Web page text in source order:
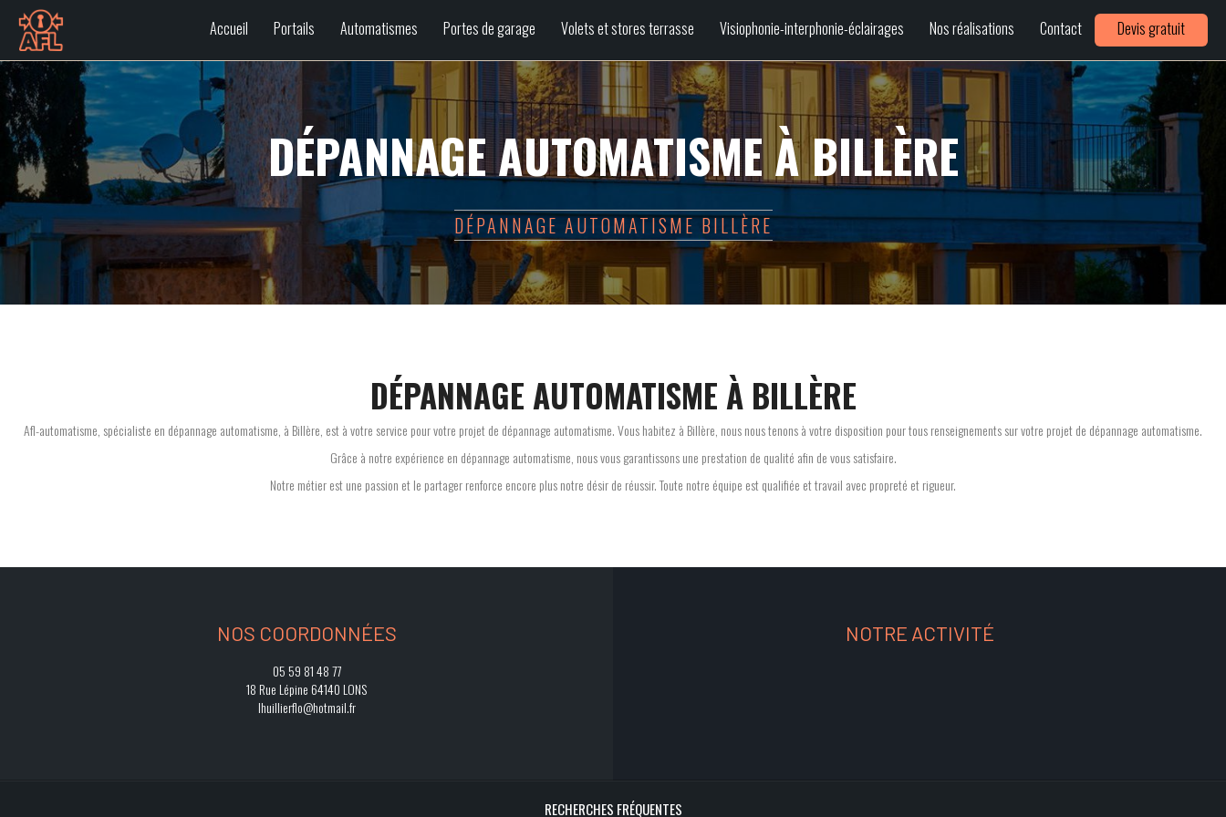
Accueil Portails Automatismes Portes de garage Volets et stores terrasse Visiophonie-interphonie-éclairages Nos réalisations Contact Devis gratuit
DÉPANNAGE AUTOMATISME À BILLÈRE
DÉPANNAGE AUTOMATISME BILLÈRE
DÉPANNAGE AUTOMATISME À BILLÈRE
Afl-automatisme, spécialiste en dépannage automatisme, à Billère, est à votre service pour votre projet de dépannage automatisme. Vous habitez à Billère, nous nous tenons à votre disposition pour tous renseignements sur votre projet de dépannage automatisme.
Grâce à notre expérience en dépannage automatisme, nous vous garantissons une prestation de qualité afin de vous satisfaire.
Notre métier est une passion et le partager renforce encore plus notre désir de réussir. Toute notre équipe est qualifiée et travail avec propreté et rigueur.
NOS COORDONNÉES
05 59 81 48 77
18 Rue Lépine 64140 LONS
lhuillierflo@hotmail.fr
NOTRE ACTIVITÉ
RECHERCHES FRÉQUENTES